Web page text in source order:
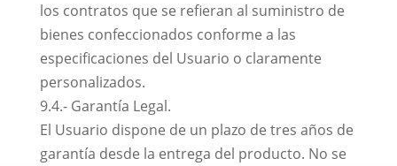
los contratos que se refieran al suministro de
bienes confeccionados conforme a las
especificaciones del Usuario o claramente
personalizados.
9.4.- Garantía Legal.
El Usuario dispone de un plazo de tres años de
garantía desde la entrega del producto. No se